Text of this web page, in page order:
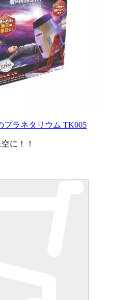
プラネタリウム TK005
に！！